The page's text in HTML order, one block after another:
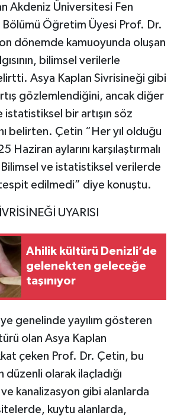
Akdeniz Üniversitesi Fen
Bölümü Öğretim Üyesi Prof. Dr.
dönemde kamuoyunda oluşan
bilimsel verilerle
Asya Kaplan Sivrisineği gibi
gözlemlendiğini, ancak diğer
bir artışın söz
belirten. Çetin “Her yıl olduğu
aylarını karşılaştırmalı
ve istatistiksel verilerde
edilmedi” diye konuştu.
UYARISI
Ahilik kültürü Denizli’de
gelenekten geleceğe
taşınıyor
genelinde yayılım gösteren
olan Asya Kaplan
çeken Prof. Dr. Çetin, bu
olarak ilaçladığı
kanalizasyon gibi alanlarda
kuytu alanlarda,